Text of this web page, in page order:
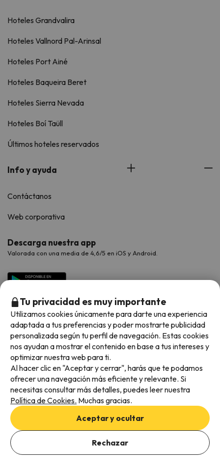
Añade las fechas para comprobar la disponibilidad
Añadir fechas
Hoteles Grandvalira
Hoteles Vallnord Pal-Arinsal
Hoteles Port Ainé
Hoteles Baqueira Beret
Hoteles Sierra Nevada
Hoteles Boí Taüll
Últimos hoteles reservados
Info y ayuda
Contáctanos
Web corporativa
Descarga nuestra app
Valorada con una media de 4,6/5 en iOS y Android.
Métodos de pago disponibles
Condiciones generales
Privacidad de datos
Política de cookies
Tu privacidad es muy importante
Utilizamos cookies únicamente para darte una experiencia
adaptada a tus preferencias y poder mostrarte publicidad
personalizada según tu perfil de navegación. Estas cookies
nos ayudan a mostrar el contenido en base a tus intereses y
optimizar nuestra web para ti.
Al hacer clic en "Aceptar y cerrar", harás que te podamos
ofrecer una navegación más eficiente y relevante. Si
necesitas consultar más detalles, puedes leer nuestra
Política de Cookies. Muchas gracias.
Aceptar y ocultar
Rechazar